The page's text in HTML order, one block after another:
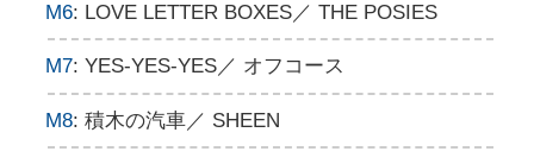
M6: LOVE LETTER BOXES／ THE POSIES
M7: YES-YES-YES／ オフコース
M8: 積木の汽車／ SHEEN